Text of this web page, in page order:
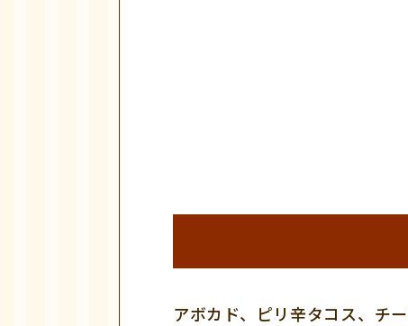
アボカド、ピリ辛タコス、チ